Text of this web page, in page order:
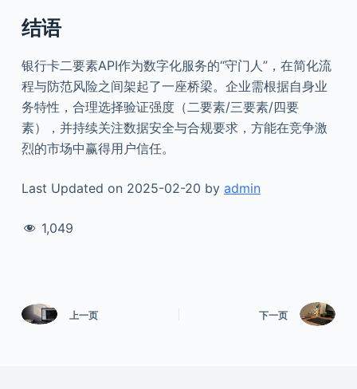
结语
银行卡二要素API作为数字化服务的“守门人”，在简化流
程与防范风险之间架起了一座桥梁。企业需根据自身业
务特性，合理选择验证强度（二要素/三要素/四要
素），并持续关注数据安全与合规要求，方能在竞争激
烈的市场中赢得用户信任。
Last Updated on 2025-02-20 by admin
1,049
上一页 下一页